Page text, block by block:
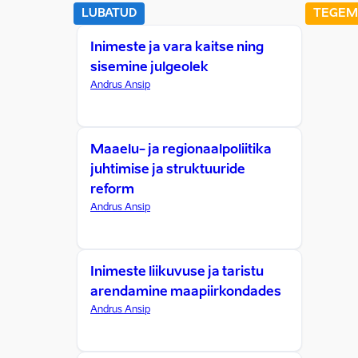
LUBATUD
Inimeste ja vara kaitse ning
sisemine julgeolek
Andrus Ansip
Maaelu- ja regionaalpoliitika
juhtimise ja struktuuride
reform
Andrus Ansip
Inimeste liikuvuse ja taristu
arendamine maapiirkondades
Andrus Ansip